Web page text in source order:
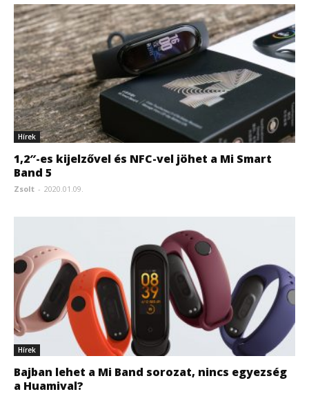
Hírek
1,2″-es kijelzővel és NFC-vel jöhet a Mi Smart
Band 5
Zsolt - 2020.01.09.
Hírek
Bajban lehet a Mi Band sorozat, nincs egyezség
a Huamival?